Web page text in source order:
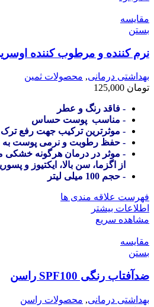
مقایسه
بستن
نرم کننده و مرطوب کننده اوسرین اوره
بهداشتی درمانی, محصولات ثمین
تومان
- فاقد رنگ و عطر
- مناسب پوست حساس
- موثرترین ترکیب جهت رفع ترک
- حفظ رطوبت و نرمی پوست به
- موثر در درمان هرگونه
از اگزما، سن بالا، ایکتیوز و
- حجم 100 میلی لیتر
فهرست علاقه مندی ها
اطلاعات بیشتر
مشاهده سریع
مقایسه
بستن
ضدآفتاب رنگی SPF100 راسن
بهداشتی درمانی, محصولات راسن